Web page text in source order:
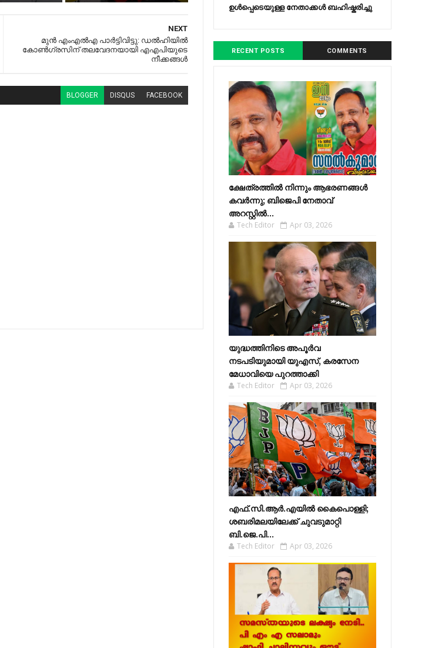
NEXT
മുൻ എംഎൽഎ പാർട്ടിവിട്ടു: ഡൽഹിയിൽ
കോൺഗ്രസിന് തലവേദനയായി എഎപിയുടെ
നീക്കങ്ങൾ
BLOGGER DISQUS FACEBOOK
ഉൾപ്പെടെയുള്ള നേതാക്കൾ ബഹിഷ്കരിച്ചു
RECENT POSTS COMMENTS
ക്ഷേത്രത്തിൽ നിന്നും ആഭരണങ്ങൾ
കവർന്നു; ബിജെപി നേതാവ്
അറസ്റ്റിൽ...
Tech Editor Apr 03, 2026
യുദ്ധത്തിനിടെ അപൂർവ
നടപടിയുമായി യുഎസ്, കരസേന
മേധാവിയെ പുറത്താക്കി
Tech Editor Apr 03, 2026
എഫ്​.സി.ആർ.എയിൽ കൈപൊള്ളി;
ശബരിമലയിലേക്ക്​ ചുവടുമാറ്റി
ബി.ജെ.പി...
Tech Editor Apr 03, 2026